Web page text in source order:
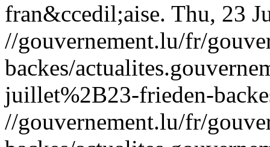
fran&ccedil;aise. Thu, 23
//gouvernement.lu/fr/
backes/
juillet%2B23-frieden-
//gouvernement.lu/fr/